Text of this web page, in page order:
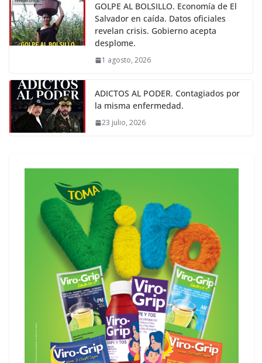
GOLPE AL BOLSILLO. Economía de El
Salvador en caída. Datos oficiales
revelan crisis. Gobierno acepta
desplome.
1 agosto, 2026
ADICTOS AL PODER. Contagiados por
la misma enfermedad.
23 julio, 2026